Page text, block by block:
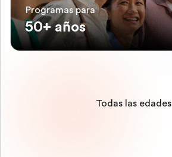
Programas para
50+ años
Todas las edades